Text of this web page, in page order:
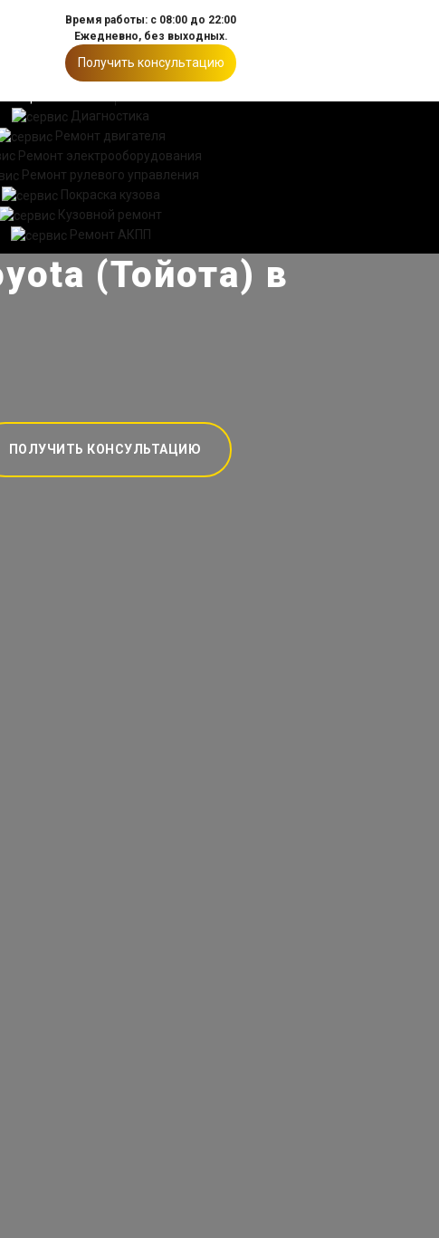
Время работы: с 08:00 до 22:00
Ежедневно, без выходных.
Получить консультацию
Диагностика
Ремонт двигателя
Ремонт электрооборудования
Ремонт рулевого управления
Покраска кузова
Кузовной ремонт
Ремонт АКПП
(Тойота) в
ПОЛУЧИТЬ КОНСУЛЬТАЦИЮ